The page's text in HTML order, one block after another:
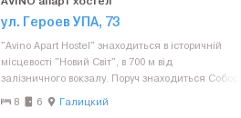
ул. Героев УПА, 73
"Avino Apart Hostel" знаходиться в історичній
місцевості "Новий Світ", в 700 м від
залізничного вокзалу. Поруч знаходиться Собор
Святого Юра, храм святих Ольги і Єлизавети.
Хостел розрахований на 70 проживаючих. На
8 6 Галицкий